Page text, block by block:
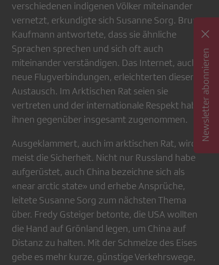
verschiedenen indigenen Völker miteinander
vernetzt, erkundigte sich Susanne Sorg. Bruno
Kaufmann antwortete, dass sie ähnliche
Sprachen sprechen und sich oft auch
miteinander verständigen. Das Internet, auch
neue Flugverbindungen, erleichterten diesen
Austausch. Im Arktischen Rat seien sie
vertreten und der internationale Respekt habe
ihnen gegenüber insgesamt zugenommen.
Ausgeklammert, auch im arktischen Rat, wird
meist die Sicherheit. Nicht nur Russland habe
aufgerüstet, auch China bezeichne sich als
«near arctic state» und erhebe Ansprüche,
leitete Susanne Sorg zum nächsten Thema
über. Fredy Gsteiger betonte, die USA wollten
die Hand auf Grönland legen, um China auf
Distanz zu halten. Mit der Schmelze des Eises
gebe es mehr kurze, günstige Verkehrswege,
Newsletter abonnieren